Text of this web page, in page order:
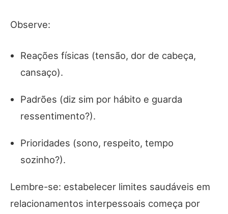
Observe:
Reações físicas (tensão, dor de cabeça,
cansaço).
Padrões (diz sim por hábito e guarda
ressentimento?).
Prioridades (sono, respeito, tempo
sozinho?).
Lembre-se: estabelecer limites saudáveis em
relacionamentos interpessoais começa por